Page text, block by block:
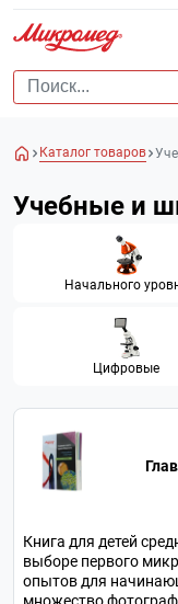
Каталог товаров
Учебные и
Начального
Цифровые
Книга для детей
выборе первого
опытов для